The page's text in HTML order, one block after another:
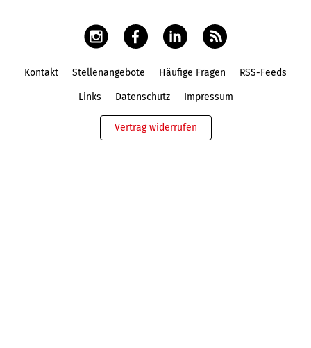
Kontakt Stellenangebote Häufige Fragen RSS-Feeds
Links Datenschutz Impressum
Vertrag widerrufen